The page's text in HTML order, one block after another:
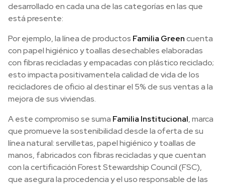
desarrollado en cada una de las categorías en las que
está presente:
Por ejemplo, la línea de productos Familia Greencuenta
con papel higiénico y toallas desechables elaboradas
con fibras recicladas y empacadas con plástico reciclado;
esto impacta positivamentela calidad de vida de los
recicladores de oficio al destinar el 5% de sus ventas a la
mejora de sus viviendas.
A este compromiso se suma Familia Institucional, marca
que promueve la sostenibilidad desde la oferta de su
línea natural: servilletas, papel higiénico y toallas de
manos, fabricados con fibras recicladas y que cuentan
con la certificación Forest Stewardship Council (FSC),
que asegura la procedencia y el uso responsable de las